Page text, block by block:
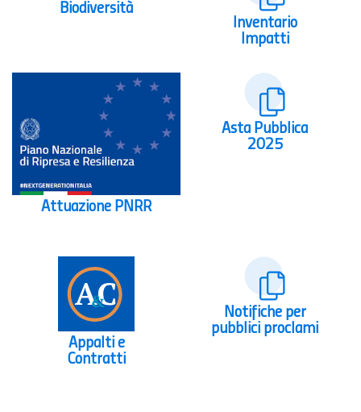
Biodiversità
Inventario
Impatti
Attuazione PNRR
Asta Pubblica
2025
Appalti e
Contratti
Notifiche per
pubblici proclami